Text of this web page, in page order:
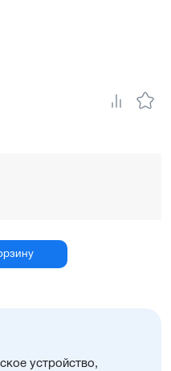
устройство,